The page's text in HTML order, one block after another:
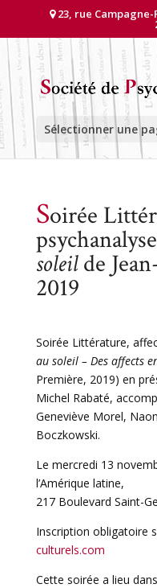
23, rue Campagne-
Sélectionner une
Soirée
soleilde
2019
Soirée Littérature,
au soleil – Des affects
Première, 2019) en
Michel Rabaté,
Geneviève Morel,
Boczkowski.
Le mercredi 13
l’Amérique latine,
217 Boulevard Saint-
Inscription obligatoire
culturels.com
Cette soirée a lieu